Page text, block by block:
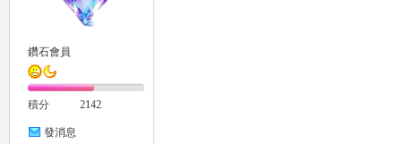
鑽石會員
積分 2142
發消息